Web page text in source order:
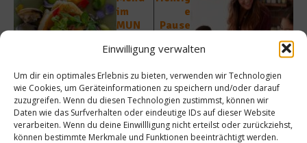
Einwilligung verwalten
Um dir ein optimales Erlebnis zu bieten, verwenden wir Technologien
wie Cookies, um Geräteinformationen zu speichern und/oder darauf
zuzugreifen. Wenn du diesen Technologien zustimmst, können wir
Daten wie das Surfverhalten oder eindeutige IDs auf dieser Website
verarbeiten. Wenn du deine Einwillligung nicht erteilst oder zurückziehst,
können bestimmte Merkmale und Funktionen beeinträchtigt werden.
im
MUN
en
e
Pause
landet
im
Müll